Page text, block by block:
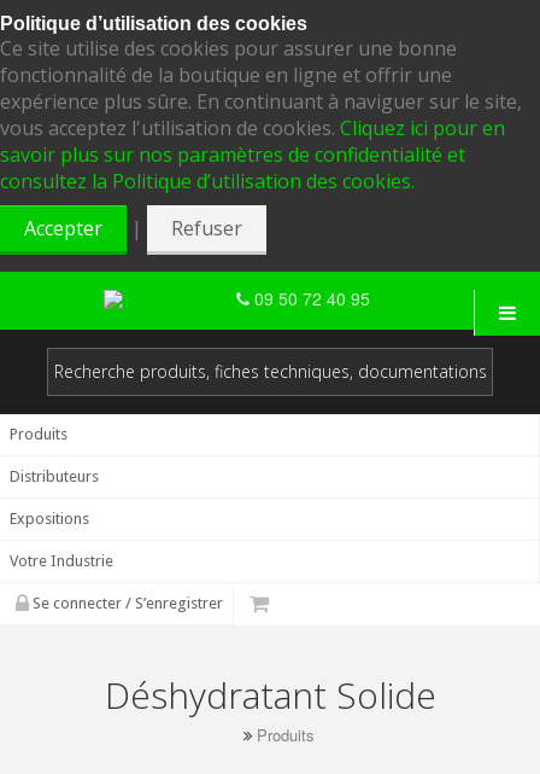
Politique d’utilisation des cookies
Ce site utilise des cookies pour assurer une bonne
fonctionnalité de la boutique en ligne et offrir une
expérience plus sûre. En continuant à naviguer sur le site,
vous acceptez l'utilisation de cookies. Cliquez ici pour en
savoir plus sur nos paramètres de confidentialité et
consultez la Politique d’utilisation des cookies.
Accepter
| Refuser
09 50 72 40 95
Produits
Distributeurs
Expositions
Votre Industrie
Se connecter / S’enregistrer
Déshydratant Solide
Produits